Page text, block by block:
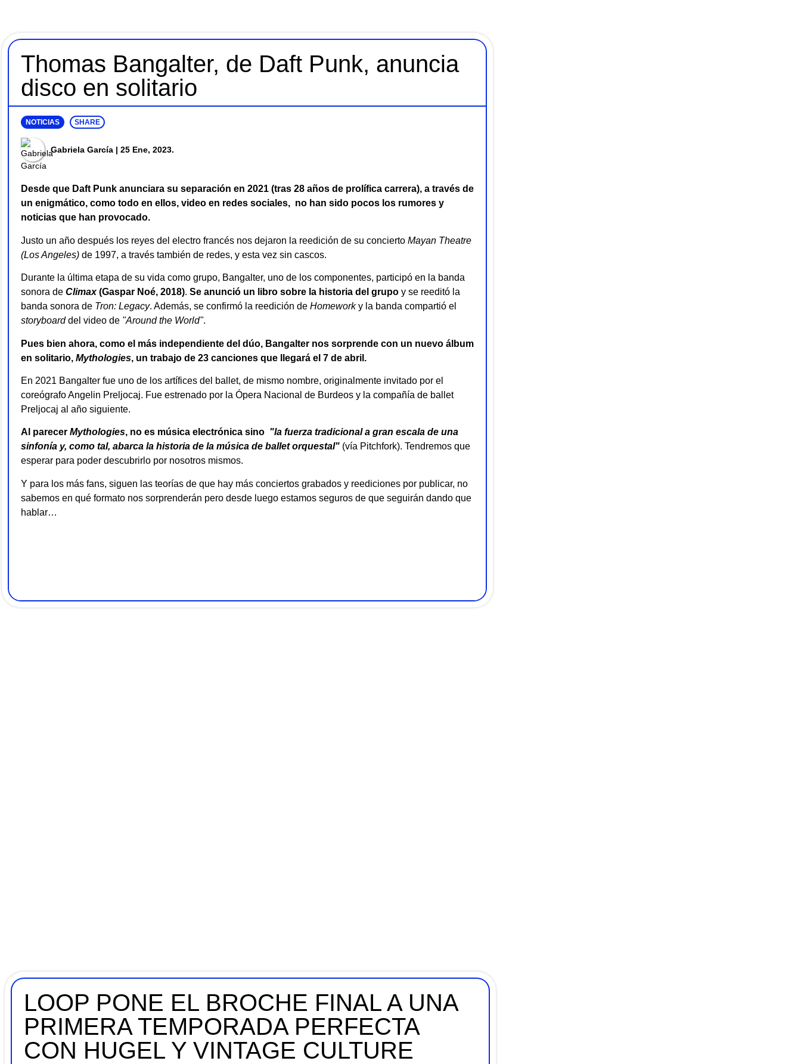
Thomas Bangalter, de Daft Punk, anuncia
disco en solitario
NOTICIAS SHARE
Gabriela García | 25 Ene, 2023.
Desde que Daft Punk anunciara su separación en 2021 (tras 28 años de prolífica carrera), a través de
un enigmático, como todo en ellos, video en redes sociales, no han sido pocos los rumores y
noticias que han provocado.
Justo un año después los reyes del electro francés nos dejaron la reedición de su concierto Mayan Theatre
(Los Angeles) de 1997, a través también de redes, y esta vez sin cascos.
Durante la última etapa de su vida como grupo, Bangalter, uno de los componentes, participó en la banda
sonora de Climax(Gaspar Noé, 2018). Se anunció un libro sobre la historia del grupo y se reeditó la
banda sonora de Tron: Legacy. Además, se confirmó la reedición de Homeworky la banda compartió el
storyboarddel video de "Around the World".
Pues bien ahora, como el más independiente del dúo, Bangalter nos sorprende con un nuevo álbum
en solitario, Mythologies, un trabajo de 23 canciones que llegará el 7 de abril.
En 2021 Bangalter fue uno de los artífices del ballet, de mismo nombre, originalmente invitado por el
coreógrafo Angelin Preljocaj. Fue estrenado por la Ópera Nacional de Burdeos y la compañía de ballet
Preljocaj al año siguiente.
Al parecer Mythologies, no es música electrónica sino "la fuerza tradicional a gran escala de una
sinfonía y, como tal, abarca la historia de la música de ballet orquestal" (vía Pitchfork). Tendremos que
esperar para poder descubrirlo por nosotros mismos.
Y para los más fans, siguen las teorías de que hay más conciertos grabados y reediciones por publicar, no
sabemos en qué formato nos sorprenderán pero desde luego estamos seguros de que seguirán dando que
hablar…
LOOP PONE EL BROCHE FINAL A UNA
PRIMERA TEMPORADA PERFECTA
CON HUGEL Y VINTAGE CULTURE